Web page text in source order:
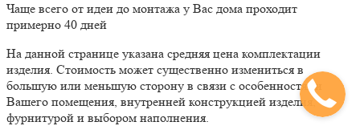
Чаще всего от идеи до монтажа у Вас дома проходит
примерно 40 дней
На данной странице указана средняя цена комплектации
изделия. Стоимость может существенно измениться в
большую или меньшую сторону в связи с особенностями
Вашего помещения, внутренней конструкцией изделия,
фурнитурой и выбором наполнения.